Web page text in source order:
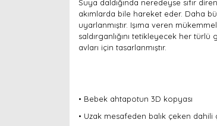
Suya daldığında neredeyse sıfır
akımlarda bile hareket eder. Daha
uyarlanmıştır. Işıma veren
saldırganlığını tetikleyecek her
avları için tasarlanmıştır.
• Bebek ahtapotun 3D kopyası
• Uzak mesafeden balık çeken dahili